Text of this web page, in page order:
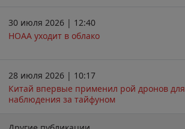
30 июля 2026 | 12:40
НОАА уходит в облако
28 июля 2026 | 10:17
Китай впервые применил рой дронов для
наблюдения за тайфуном